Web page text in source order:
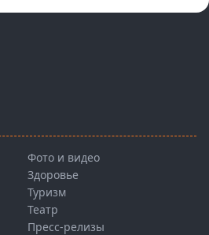
Фото и видео
Здоровье
Туризм
Театр
Пресс-релизы